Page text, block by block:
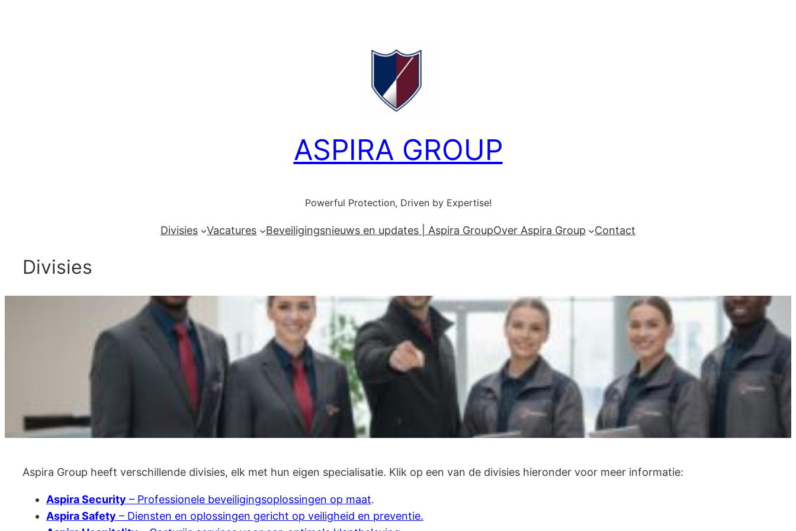
ASPIRA GROUP
Powerful Protection, Driven by Expertise!
Divisies Vacatures Beveiligingsnieuws en updates | Aspira GroupOver Aspira Group Contact
Divisies
Aspira Group heeft verschillende divisies, elk met hun eigen specialisatie. Klik op een van de divisies hieronder voor meer informatie:
Aspira Security – Professionele beveiligingsoplossingen op maat.
Aspira Safety – Diensten en oplossingen gericht op veiligheid en preventie.